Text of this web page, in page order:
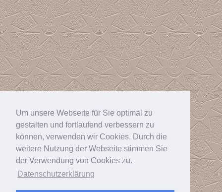
Um unsere Webseite für Sie optimal zu
gestalten und fortlaufend verbessern zu
können, verwenden wir Cookies. Durch die
weitere Nutzung der Webseite stimmen Sie
der Verwendung von Cookies zu.
Datenschutzerklärung